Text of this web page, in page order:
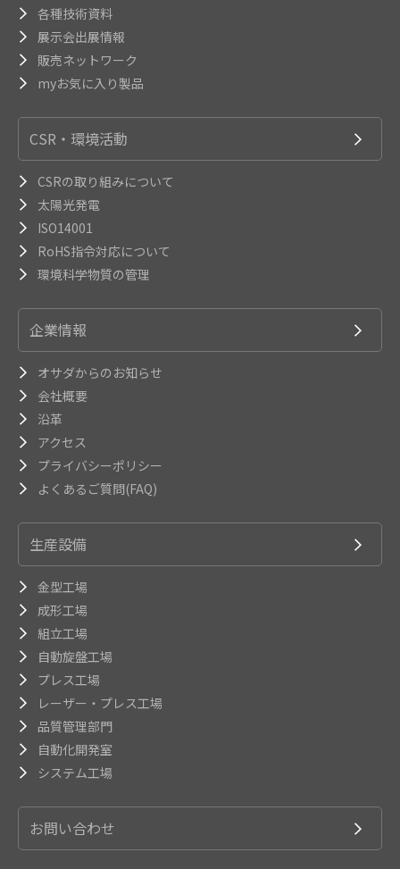
各種技術資料
展示会出展情報
販売ネットワーク
myお気に入り製品
CSR・環境活動
CSRの取り組みについて
太陽光発電
ISO14001
RoHS指令対応について
環境科学物質の管理
企業情報
オサダからのお知らせ
会社概要
沿革
アクセス
プライバシーポリシー
よくあるご質問(FAQ)
生産設備
金型工場
成形工場
組立工場
自動旋盤工場
プレス工場
レーザー・プレス工場
品質管理部門
自動化開発室
システム工場
お問い合わせ